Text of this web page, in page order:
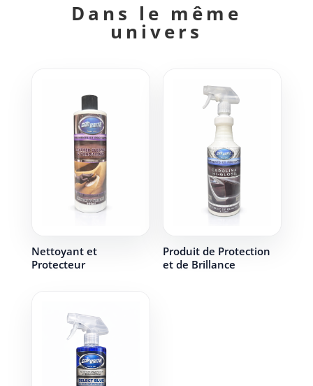
Dans le même
univers
Nettoyant et
Protecteur
Produit de Protection
et de Brillance